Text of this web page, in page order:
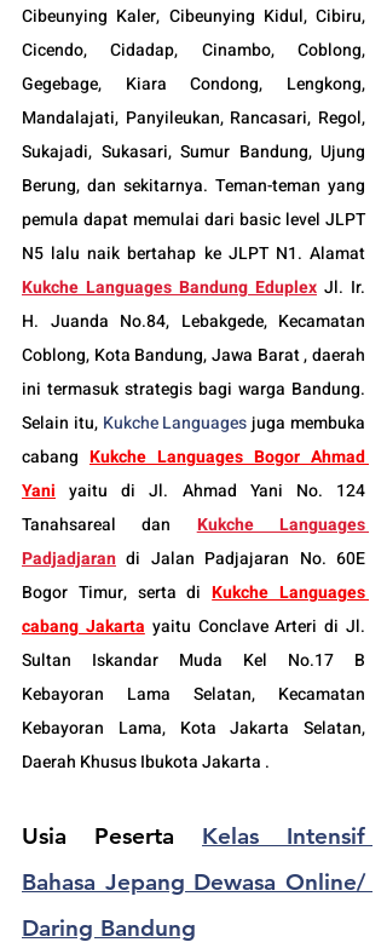
Cibeunying Kaler, Cibeunying Kidul, Cibiru,
Cicendo, Cidadap, Cinambo, Coblong,
Gegebage, Kiara Condong, Lengkong,
Mandalajati, Panyileukan, Rancasari, Regol,
Sukajadi, Sukasari, Sumur Bandung, Ujung
Berung, dan sekitarnya. Teman-teman yang
pemula dapat memulai dari basic level JLPT
Kukche Languages Bandung Eduplex Jl. Ir.
H. Juanda No.84, Lebakgede, Kecamatan
Coblong, Kota Bandung, Jawa Barat , daerah
ini termasuk strategis bagi warga Bandung.
Selain itu, Kukche Languages juga membuka
cabang Kukche Languages Bogor Ahmad
Yani yaitu di Jl. Ahmad Yani No. 124
Tanahsareal dan
Kukche Languages
Padjadjaran di Jalan Padjajaran No. 60E
Bogor Timur, serta di Kukche Languages
cabang Jakarta yaitu Conclave Arteri di Jl.
Sultan Iskandar Muda Kel No.17 B
Kebayoran Lama Selatan, Kecamatan
Kebayoran Lama, Kota Jakarta Selatan,
Daerah Khusus Ibukota Jakarta .
Usia Peserta Kelas Intensif
Bahasa Jepang Dewasa Online/
Daring Bandung